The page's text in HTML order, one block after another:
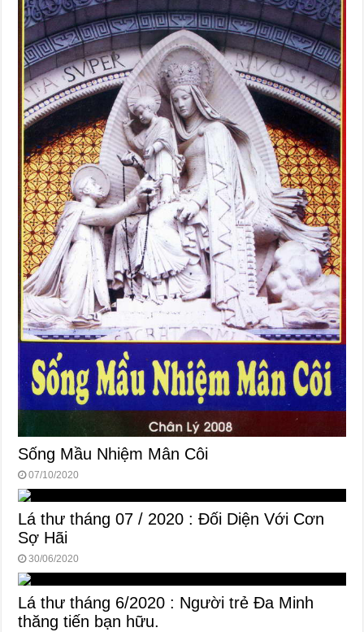
Sống Mầu Nhiệm Mân Côi
07/10/2020
Lá thư tháng 07 / 2020 : Đối Diện Với Cơn
Sợ Hãi
30/06/2020
Lá thư tháng 6/2020 : Người trẻ Đa Minh
thăng tiến bạn hữu.